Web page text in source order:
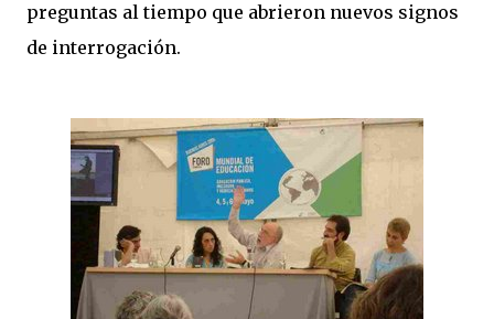
preguntas al tiempo que abrieron nuevos signos
de interrogación.